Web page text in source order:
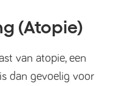
(Atopie)
van atopie, een
dan gevoelig voor